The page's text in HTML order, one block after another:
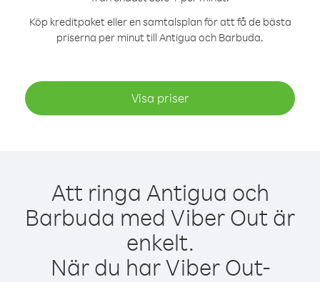
Köp kreditpaket eller en samtalsplan för att få de bästa
priserna per minut till Antigua och Barbuda.
Visa priser
Att ringa Antigua och
Barbuda med Viber Out är
enkelt.
När du har Viber Out-